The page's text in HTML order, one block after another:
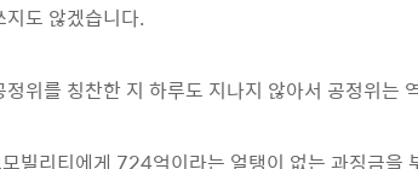
지도 않겠습니다.
정위를 칭찬한 지 하루도 지나지 않아서 공정위는
빌리티에게 724억이라는 얼탱이 없는 과징금을